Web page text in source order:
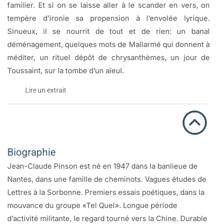
familier. Et si on se laisse aller à le scander en vers, on
tempère d’ironie sa propension à l’envolée lyrique.
Sinueux, il se nourrit de tout et de rien: un banal
déménagement, quelques mots de Mallarmé qui donnent à
méditer, un rituel dépôt de chrysanthèmes, un jour de
Toussaint, sur la tombe d’un aïeul.
Lire un extrait
Déménagement
Soixante kilomètres
vaut-il la peine d’en parler?
Biographie
Jean-Claude Pinson est né en 1947 dans la banlieue de
Nantes, dans une famille de cheminots. Vagues études de
Lettres à la Sorbonne. Premiers essais poétiques, dans la
mouvance du groupe «Tel Quel». Longue période
d’activité militante, le regard tourné vers la Chine. Durable